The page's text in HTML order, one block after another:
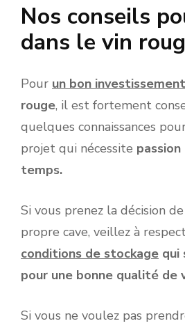
Nos conseils
dans le vin
Pour un bon
rouge, il est fortement
quelques connaissances
projet qui nécessite
temps.
Si vous prenez la décision
propre cave, veillez à
conditions de stockage qui
pour une bonne qualité de
Si vous ne voulez pas